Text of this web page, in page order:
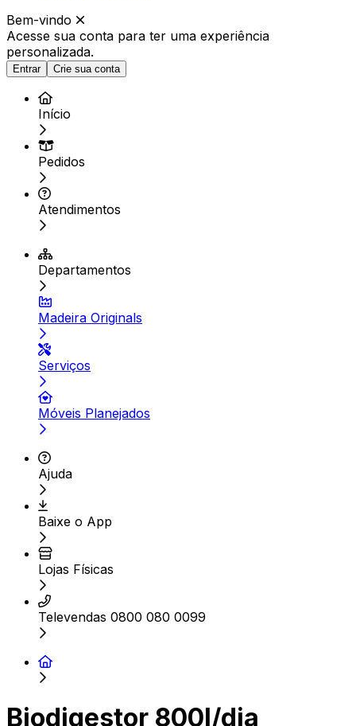
Bem-vindo
Acesse sua conta para ter uma experiência
personalizada.
Entrar Crie sua conta
Início
Pedidos
Atendimentos
Departamentos
Madeira Originals
Serviços
Móveis Planejados
Ajuda
Baixe o App
Lojas Físicas
Televendas 0800 080 0099
Biodigestor 800l/dia